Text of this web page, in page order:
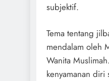
subjektif.
Tema tentang
mendalam oleh
Wanita
kenyamanan diri